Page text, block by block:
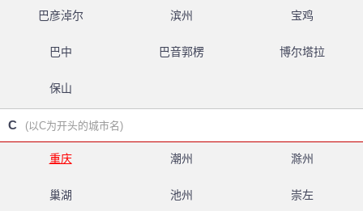
巴彦淖尔 滨州 宝鸡
巴中 巴音郭楞 博尔塔拉
保山
C (以C为开头的城市名)
重庆 潮州 滁州
巢湖 池州 崇左